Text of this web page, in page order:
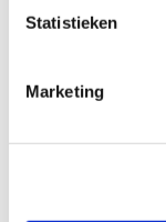
Statistieken
Marketing
Of het nu gaat